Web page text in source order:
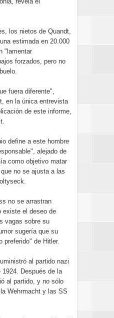
los nietos de Quandt,
estimada en 20.000
"lamentar
forzados, pero no
fuera diferente",
en la única entrevista
de este informe,
define a este hombre
alejado de
como objetivo matar
no se ajusta a las
no se arrastran
existe el deseo de
vagas sobre su
sugería que su
preferido" de Hitler.
al partido nazi
Después de la
al partido, y no sólo
Wehrmacht y las SS